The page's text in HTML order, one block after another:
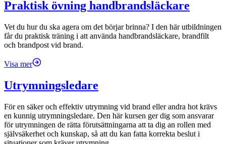
Praktisk övning handbrandsläckare
Vet du hur du ska agera om det börjar brinna? I den här utbildningen
får du praktisk träning i att använda handbrandsläckare, brandfilt
och brandpost vid brand.
Visa mer
Utrymningsledare
För en säker och effektiv utrymning vid brand eller andra hot krävs
en kunnig utrymningsledare. Den här kursen ger dig som ansvarar
för utrymningen de rätta förutsättningarna att ta dig an rollen med
självsäkerhet och kunskap, så att du kan fatta korrekta beslut i